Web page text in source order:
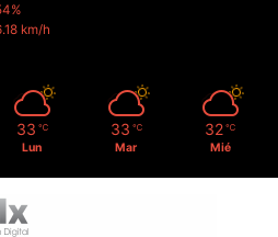
km/h
33 ℃
Lun
33 ℃
Mar
32 ℃
Mié